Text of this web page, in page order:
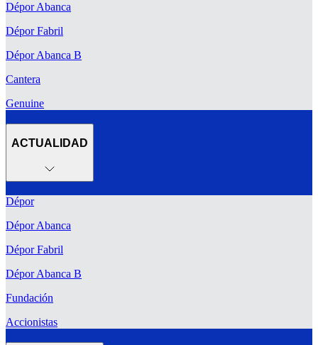
Dépor Abanca
Dépor Fabril
Dépor Abanca B
Cantera
Genuine
ACTUALIDAD
Dépor
Dépor Abanca
Dépor Fabril
Dépor Abanca B
Fundación
Accionistas